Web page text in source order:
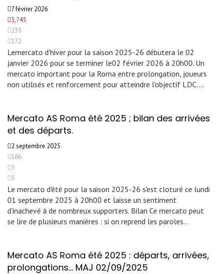
7 février 2026
5,745
233
172
Lemercato d'hiver pour la saison 2025-26 débutera le 02
janvier 2026 pour se terminer le02 février 2026 à 20h00. Un
mercato important pour la Roma entre prolongation, joueurs
non utilisés et renforcement pour atteindre l'objectif LDC.…
Mercato AS Roma été 2025 ; bilan des arrivées
et des départs.
2 septembre 2025
166
5
5
Le mercato d'été pour la saison 2025-26 s'est cloturé ce lundi
01 septembre 2025 à 20h00 et laisse un sentiment
d'inachevé à de nombreux supporters. Bilan Ce mercato peut
se lire de plusieurs manières : si on reprend les paroles…
Mercato AS Roma été 2025 : départs, arrivées,
prolongations… MAJ 02/09/2025